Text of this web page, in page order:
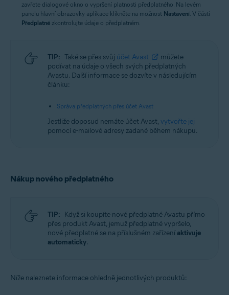
zavřete dialogové okno o vypršení platnosti předplatného. Na levém
panelu hlavní obrazovky aplikace klikněte na možnost Nastavení. V části
Předplatné zkontrolujte údaje o předplatném.
TIP: Také se přes svůj účet Avast
můžete
podívat na údaje o všech svých předplatných
Avastu. Další informace se dozvíte v následujícím
článku:
Správa předplatných přes účet Avast
Jestliže doposud nemáte účet Avast, vytvořte jej
pomocí e-mailové adresy zadané během nákupu.
Nákup nového předplatného
TIP: Když si koupíte nové předplatné Avastu přímo
přes produkt Avast, jemuž předplatné vypršelo,
nové předplatné se na příslušném zařízení aktivuje
automaticky.
Níže naleznete informace ohledně jednotlivých produktů: